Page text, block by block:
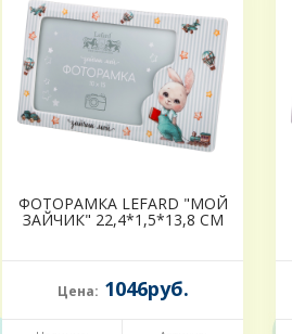
ФОТОРАМКА LEFARD "МОЙ
ЗАЙЧИК" 22,4*1,5*13,8 СМ
Цена: 1046руб.